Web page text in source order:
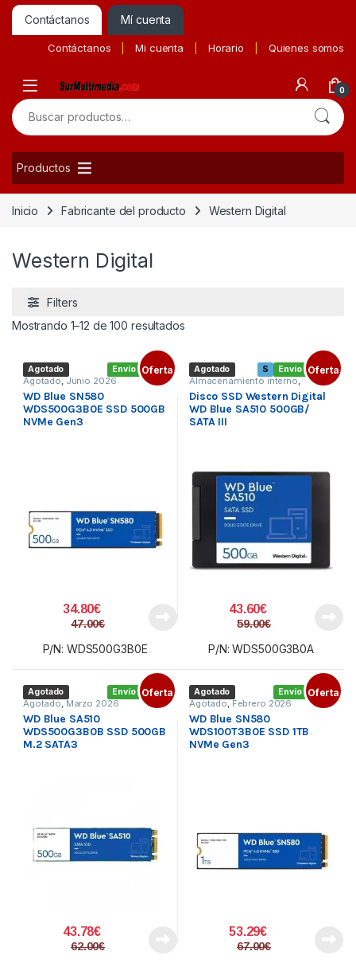
Contáctanos Mí cuenta
Contáctanos Mi cuenta Horario Quienes somos
0
Buscar por:
Productos
Inicio Fabricante del producto Western Digital
Western Digital
Filters
Mostrando 1–12 de 100 resultadosOrdenado por precio: bajo a alto
Envío gratis
Agotado Oferta
Agotado, Junio 2026
WD Blue SN580
WDS500G3B0E SSD 500GB
NVMe Gen3
34.80€
47.00€
P/N: WDS500G3B0E
Envío gratis
S
Agotado Oferta
Almacenamiento interno,
Componentes
Disco SSD Western Digital
WD Blue SA510 500GB/
SATA III
43.60€
59.00€
P/N: WDS500G3B0A
Envío gratis
Agotado Oferta
Agotado,Marzo 2026
WD Blue SA510
WDS500G3B0B SSD 500GB
M.2 SATA3
43.78€
62.00€
Envío gratis
Agotado Oferta
Agotado,Febrero 2026
WD Blue SN580
WDS100T3B0E SSD 1TB
NVMe Gen3
53.29€
67.00€